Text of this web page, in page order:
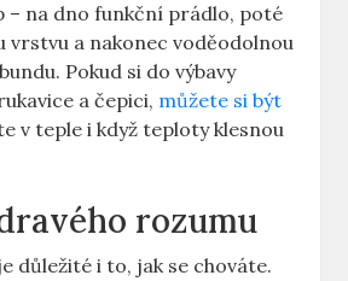
– na dno⁤ funkční prádlo, poté​
vrstvu a nakonec ⁤voděodolnou
Pokud si do⁢ výbavy
a ​čepici, můžete si být
v teple⁢ i​ když ‍teploty klesnou
rozumu
důležité​ i to,​ jak se chováte.